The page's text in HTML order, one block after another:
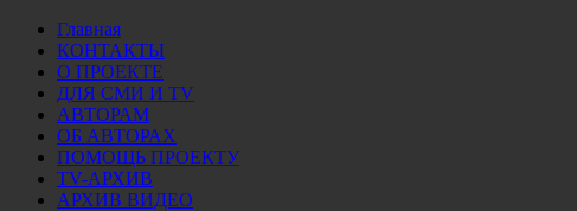
Главная
КОНТАКТЫ
О ПРОЕКТЕ
ДЛЯ СМИ И TV
АВТОРАМ
ОБ АВТОРАХ
ПОМОЩЬ ПРОЕКТУ
TV-АРХИВ
АРХИВ ВИДЕО